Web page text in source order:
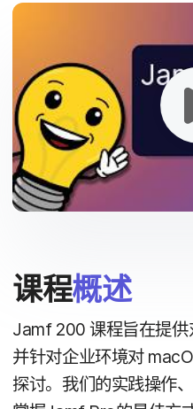
课程概述
Jamf 200课程旨​在​提供​
并​针对​企业​环境​对
探讨。​我们​的​实践​操作